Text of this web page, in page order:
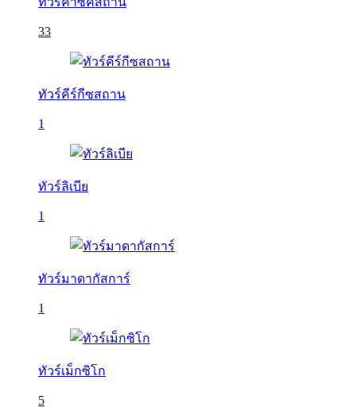
33
ทัวร์คีร์กีซสถาน
1
ทัวร์ลิเบีย
1
ทัวร์มาดากัสการ์
1
ทัวร์เม็กซิโก
5